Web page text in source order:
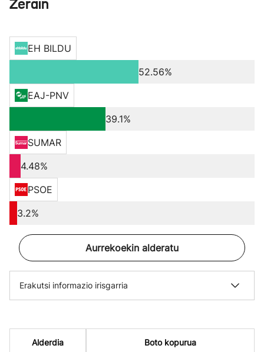
Zerain
EH BILDU
52.56%
EAJ-PNV
39.1%
SUMAR
4.48%
PSOE
3.2%
Aurrekoekin alderatu
Erakutsi informazio irisgarria
Alderdia Boto kopurua